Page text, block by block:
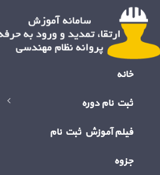
خانه
ثبت نام دوره
فیلم آموزش ثبت نام
جزوه